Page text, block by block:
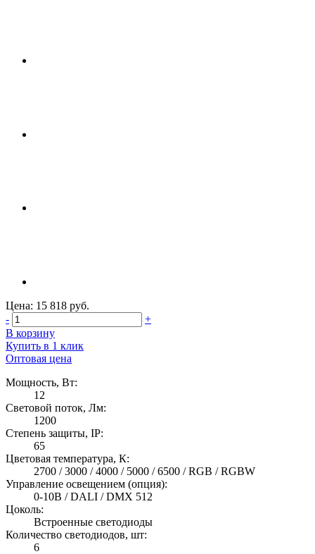
Цена: 15 818 руб.
-
+
В корзину
Купить в 1 клик
Оптовая цена
Мощность, Вт:
12
Световой поток, Лм:
1200
Степень защиты, IP:
65
Цветовая температура, К:
2700 / 3000 / 4000 / 5000 / 6500 / RGB / RGBW
Управление освещением (опция):
0-10В / DALI / DMX 512
Цоколь:
Встроенные светодиоды
Количество светодиодов, шт:
6